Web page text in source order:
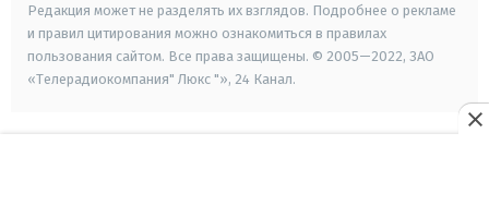
Редакция может не разделять их взглядов. Подробнее о рекламе
и правил цитирования можно ознакомиться в правилах
пользования сайтом. Все права защищены. © 2005—2022, ЗАО
«Телерадиокомпания" Люкс "», 24 Канал.